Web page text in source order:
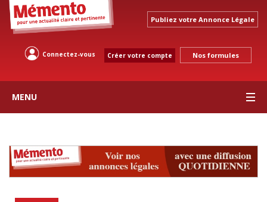
Publiez votre Annonce Légale
Connectez-vous Créer votre compte Nos formules
MENU